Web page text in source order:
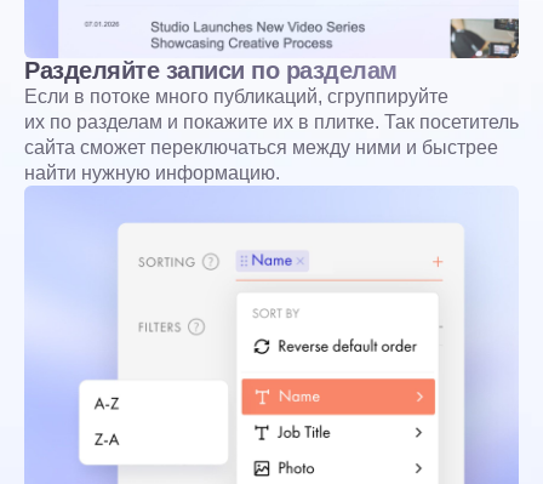
Разделяйте записи по разделам
Если в потоке много публикаций, сгруппируйте
их по разделам и покажите их в плитке. Так посетитель
сайта сможет переключаться между ними и быстрее
найти нужную информацию.